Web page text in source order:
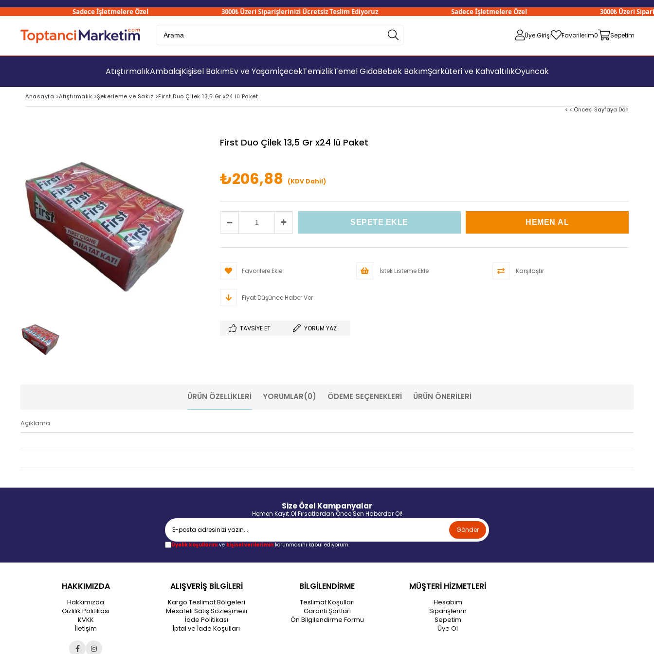
Sadece İşletmelere Özel 3000₺ Üzeri Siparişlerinizi Ücretsiz Teslim Ediyoruz Sadece İşletmelere Özel 3000₺ Üzeri
Üye Girişi Favorilerim0 Sepetim
AtıştırmalıkAmbalajKişisel BakımEv ve YaşamİçecekTemizlikTemel GıdaBebek BakımŞarküteri ve KahvaltılıkOyuncak
Anasayfa >Atıştırmalık >Şekerleme ve Sakız >First Duo Çilek 13,5 Gr x24 lü Paket
< < Önceki Sayfaya Dön
First Duo Çilek 13,5 Gr x24 lü Paket
₺206,88 (KDV Dahil)
Favorilere Ekle İstek Listeme Ekle Karşılaştır
Fiyat Düşünce Haber Ver
TAVSIYE ET YORUM YAZ
ÜRÜN ÖZELLIKLERI YORUMLAR(0) ÖDEME SEÇENEKLERI ÜRÜN ÖNERILERI
Açıklama
Size Özel Kampanyalar
Hemen Kayıt Ol Fırsatlardan Önce Sen Haberdar Ol!
Gönder
Üyelik koşullarınıve kişisel verileriminkorunmasını kabul ediyorum.
HAKKIMIZDA
Hakkımızda
Gizlilik Politikası
KVKK
İletişim
ALIŞVERİŞ BİLGİLERİ
Kargo Teslimat Bölgeleri
Mesafeli Satış Sözleşmesi
İade Politikası
İptal ve İade Koşulları
BİLGİLENDİRME
Teslimat Koşulları
Garanti Şartları
Ön Bilgilendirme Formu
MÜŞTERİ HİZMETLERİ
Hesabım
Siparişlerim
Sepetim
Üye Ol